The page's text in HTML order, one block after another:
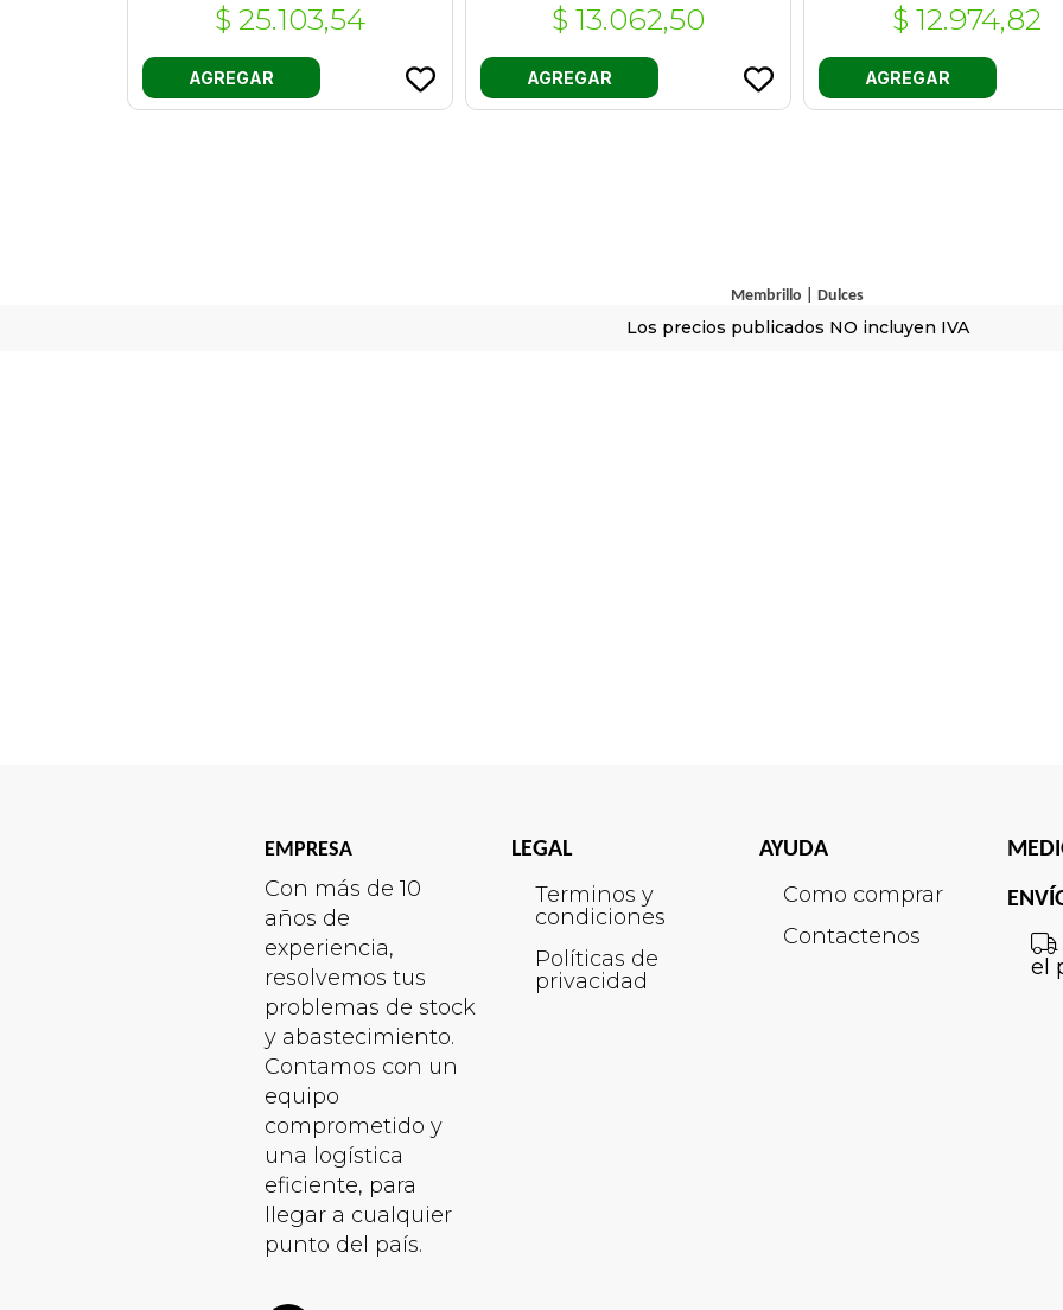
$ 25.103,54
AGREGAR
$ 13.062,50
AGREGAR
$ 12.974,82
AGREGAR
Membrillo Dulces
Los precios publicados NO incluyen IVA
EMPRESA
Con más de 10
años de
experiencia,
resolvemos tus
problemas de stock
y abastecimiento.
Contamos con un
equipo
comprometido y
una logística
eficiente, para
llegar a cualquier
punto del país.
LEGAL
Terminos y
condiciones
Políticas de
privacidad
AYUDA
Como comprar
Contactenos
el